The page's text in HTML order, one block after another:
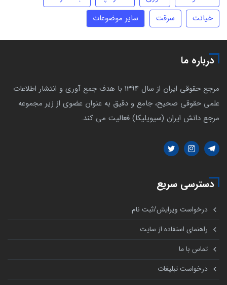
خیانت
سرقت سایر موضوعات
درباره ما
مرجع حقوقی ایران از سال 1394 با هدف جمع آوری و انتشار اطلاعات
علمی حقوقی صحیح، جامع و دقیق به عنوان عضوی از زیر مجموعه
مرجع دانش ایران (سیویلیکا) فعالیت می کند.
دسترسی سریع
درخواست ویرایش/ثبت نام
راهنمای استفاده از سایت
تماس با ما
درخواست تبلیغات